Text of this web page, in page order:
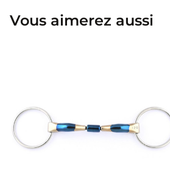
Vous aimerez aussi